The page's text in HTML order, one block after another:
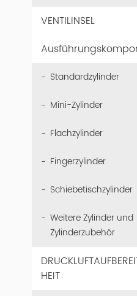
VENTILINSEL
Standardzylinder
Mini-Zylinder
Flachzylinder
Fingerzylinder
Schiebetischzylinder
Weitere Zylinder und
Zylinderzubehör
HEIT